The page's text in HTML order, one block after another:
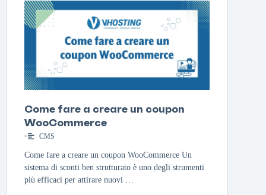
Come fare a creare un coupon
WooCommerce
• CMS
Come fare a creare un coupon WooCommerce Un
sistema di sconti ben strutturato è uno degli strumenti
più efficaci per attirare nuovi …